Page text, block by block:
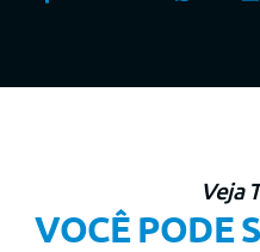
Veja
VOCÊ PODE